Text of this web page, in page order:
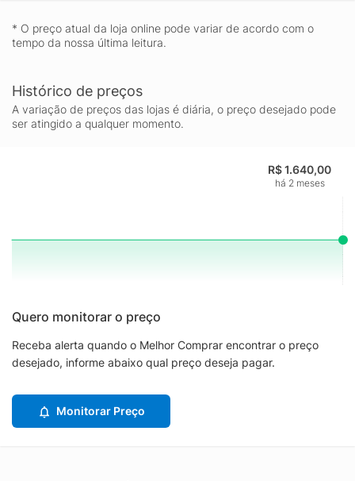
* O preço atual da loja online pode variar de acordo com o
tempo da nossa última leitura.
Histórico de preços
A variação de preços das lojas é diária, o preço desejado pode
ser atingido a qualquer momento.
R$ 1.640,00
há 2 meses
Quero monitorar o preço
Receba alerta quando o Melhor Comprar encontrar o preço
desejado, informe abaixo qual preço deseja pagar.
Monitorar Preço